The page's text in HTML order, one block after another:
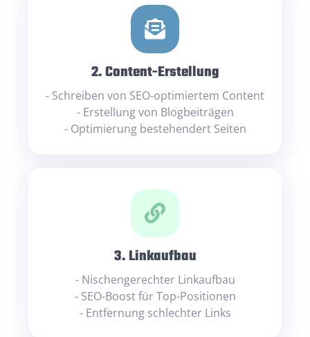
2. Content-Erstellung
- Schreiben von SEO-optimiertem Content
- Erstellung von Blogbeiträgen
- Optimierung bestehendert Seiten
3. Linkaufbau
- Nischengerechter Linkaufbau
- SEO-Boost für Top-Positionen
- Entfernung schlechter Links